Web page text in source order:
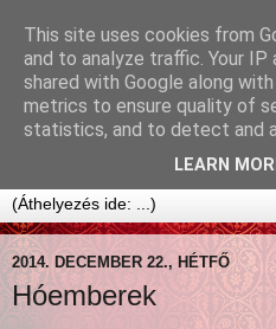
2014. DECEMBER 22., HÉTFŐ
Hóemberek
This site uses cookies from
and to analyze traffic. Your IP
shared with Google along
metrics to ensure quality of
statistics, and to detect and
LEARN